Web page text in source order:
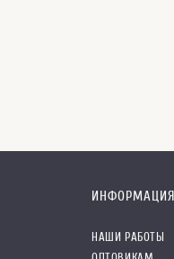
ИНФОРМАЦИЯ
НАШИ РАБОТЫ